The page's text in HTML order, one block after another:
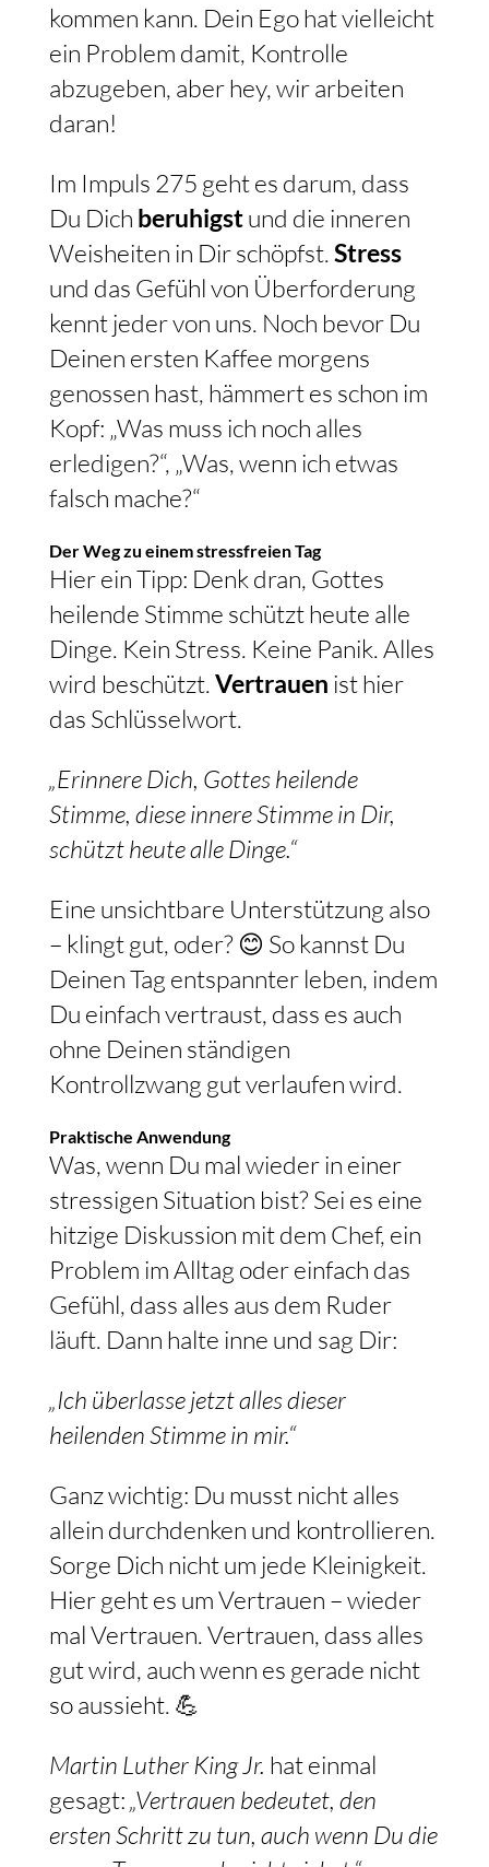
kommen kann. Dein Ego hat vielleicht
ein Problem damit, Kontrolle
abzugeben, aber hey, wir arbeiten
daran!
Im Impuls 275 geht es darum, dass
Du Dich beruhigstund die inneren
Weisheiten in Dir schöpfst. Stress
und das Gefühl von Überforderung
kennt jeder von uns. Noch bevor Du
Deinen ersten Kaffee morgens
genossen hast, hämmert es schon im
Kopf: „Was muss ich noch alles
erledigen?“, „Was, wenn ich etwas
falsch mache?“
Der Weg zu einem stressfreien Tag
Hier ein Tipp: Denk dran, Gottes
heilende Stimme schützt heute alle
Dinge. Kein Stress. Keine Panik. Alles
wird beschützt. Vertrauen ist hier
das Schlüsselwort.
„Erinnere Dich, Gottes heilende
Stimme, diese innere Stimme in Dir,
schützt heute alle Dinge.“
Eine unsichtbare Unterstützung also
– klingt gut, oder? 😊 So kannst Du
Deinen Tag entspannter leben, indem
Du einfach vertraust, dass es auch
ohne Deinen ständigen
Kontrollzwang gut verlaufen wird.
Praktische Anwendung
Was, wenn Du mal wieder in einer
stressigen Situation bist? Sei es eine
hitzige Diskussion mit dem Chef, ein
Problem im Alltag oder einfach das
Gefühl, dass alles aus dem Ruder
läuft. Dann halte inne und sag Dir:
„Ich überlasse jetzt alles dieser
heilenden Stimme in mir.“
Ganz wichtig: Du musst nicht alles
allein durchdenken und kontrollieren.
Sorge Dich nicht um jede Kleinigkeit.
Hier geht es um Vertrauen – wieder
mal Vertrauen. Vertrauen, dass alles
gut wird, auch wenn es gerade nicht
so aussieht. 💪
Martin Luther King Jr. hat einmal
gesagt: „Vertrauen bedeutet, den
ersten Schritt zu tun, auch wenn Du die